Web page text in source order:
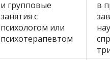
и групповые
занятия с
психологом или
психотерапевтом
в